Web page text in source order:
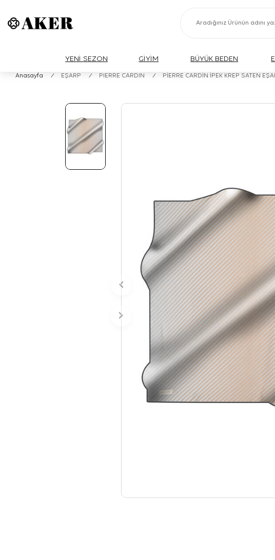
YENİ SEZON GİYİM BÜYÜK BEDEN
Anasayfa / EŞARP / PIERRE CARDIN / PİERRE CARDİN İPEK KREP SATEN